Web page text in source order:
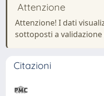
Attenzione
Attenzione! I dati
sottoposti a
Citazioni